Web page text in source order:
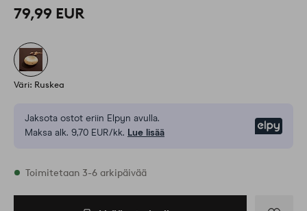
79,99 EUR
Väri: Ruskea
Jaksota ostot eriin Elpyn avulla.
Maksa alk. 9,70 EUR/kk. Lue lisää
Varastossa
Toimitetaan 3-6 arkipäivää